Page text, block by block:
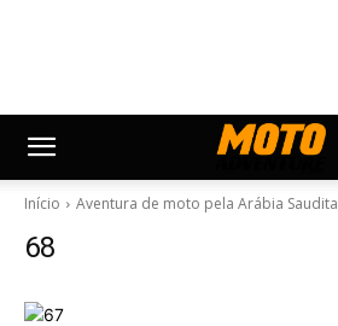
Início Aventura de moto pela Arábia Saudita
68